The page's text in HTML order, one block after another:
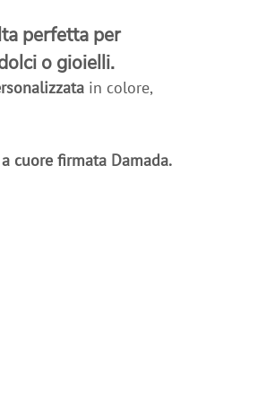
perfetta per
o gioielli.
in colore,
cuore firmata Damada.